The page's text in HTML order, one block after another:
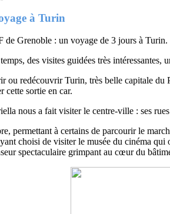
à Turin
de Grenoble : un voyage de 3 jours à Turin.
des visites guidées très
ou redécouvrir Turin, très belle capitale
cette sortie en car.
nous a fait visiter le centre-ville : ses
permettant à certains de parcourir le
choisi de visiter le musée du cinéma
spectaculaire grimpant au cœur du